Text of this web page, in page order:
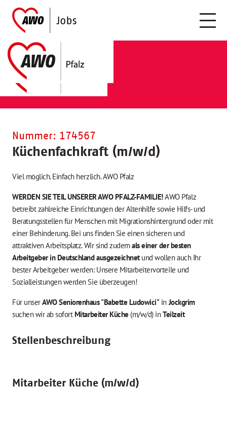
Nummer: 174567
Küchenfachkraft (m/w/d)
Viel möglich. Einfach herzlich. AWO Pfalz
WERDEN SIE TEIL UNSERER AWO PFALZ-FAMILIE!AWO Pfalz
betreibt zahlreiche Einrichtungen der Altenhilfe sowie Hilfs- und
Beratungsstellen für Menschen mit Migrationshintergrund oder mit
einer Behinderung. Bei uns finden Sie einen sicheren und
attraktiven Arbeitsplatz. Wir sind zudemals einer der besten
Arbeitgeber in Deutschland ausgezeichnetund wollen auch Ihr
bester Arbeitgeber werden: Unsere Mitarbeitervorteile und
Sozialleistungen werden Sie überzeugen!
Für unserAWO Seniorenhaus "Babette Ludowici"inJockgrim
suchen wir ab sofort Mitarbeiter Küche (m/w/d) inTeilzeit
Stellenbeschreibung
Mitarbeiter Küche (m/w/d)